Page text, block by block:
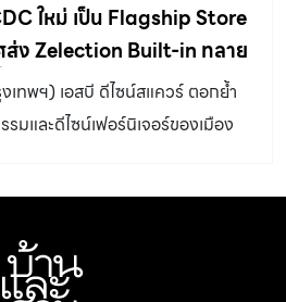
ใหม่ เป็น Flagship Store
ส่ง Zelection Built-in ทลาย
รกในไทยกับนวัตกรรมดีไซน์
ทพฯ) เอสบี ดีไซน์สแควร์ ตอกย้ำ
มและดีไซน์เฟอร์นิเจอร์ของเมือง
ฏิวัติวงการบิลท์อินด้วยนวัตกรรม
ำสมัยแห่งแรกในเมืองไทยกับ